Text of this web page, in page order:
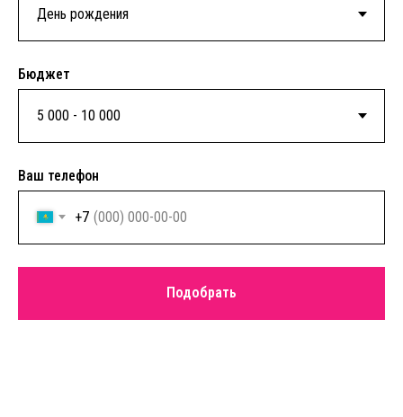
Бюджет
Ваш телефон
+7
Подобрать